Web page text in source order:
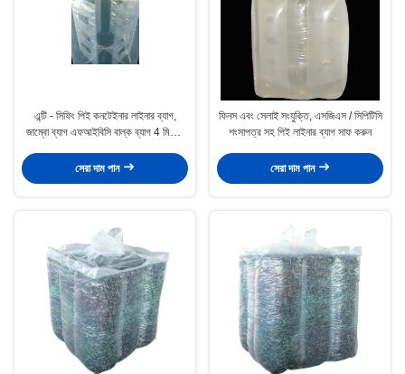
এন্টি - সিফিং পিই কনটেইনার লাইনার ব্যাগ,
জাম্বো ব্যাগ এফআইবিসি বাল্ক ব্যাগ 4 মিলের
সেরা দাম পান
ফিনস এবং সেলাই সংযুক্তি, এসজিএস / সিপিটিসি
শংসাপত্র সহ পিই লাইনার ব্যাগ সাফ করুন
সেরা দাম পান